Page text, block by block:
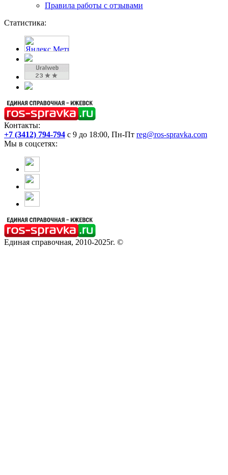
Правила работы с отзывами
Статистика:
Контакты:
+7 (3412) 794-794 с 9 до 18:00, Пн-Пт reg@ros-spravka.com
Мы в соцсетях:
Единая справочная, 2010-2025г. ©